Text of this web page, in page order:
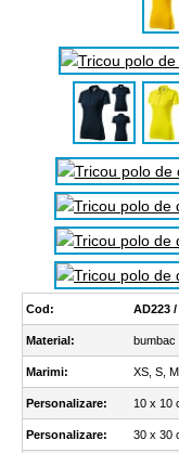
Cod: AD223 /
Material: bumbac
Marimi: XS, S,
Personalizare: 10 x 10
Personalizare: 30 x 30